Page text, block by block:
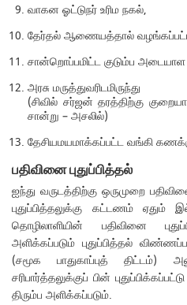
வாகன ஓட்டுநர் உரிம நகல்,
தேர்தல் ஆணையத்தால்
சான்றொப்பமிட்ட குடும்ப
அரசு மருத்துவரிடமிருந்து
(சிவில் சர்ஜன் தரத்திற்கு
சான்று – அசலில்)
தேசியமயமாக்கப்பட்ட வங்கி
பதிவினை புதுப்பித்தல்
ஐந்து வருடத்திற்கு ஒருமுறை
புதுப்பித்தலுக்கு கட்டணம்
தொழிலாளியின் பதிவினை
அளிக்கப்படும் புதுப்பித்தல்
(சமூக பாதுகாப்புத் திட்டம்)
சரிபார்த்தலுக்குப் பின்
திரும்ப அளிக்கப்படும்.